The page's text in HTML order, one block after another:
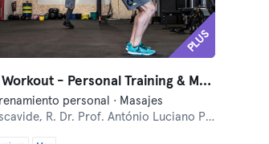
PLUS
My Workout - Personal Training & Massagem
personal · Masajes
R. Dr. Prof. António Luciano Pacheco Sousa Franco